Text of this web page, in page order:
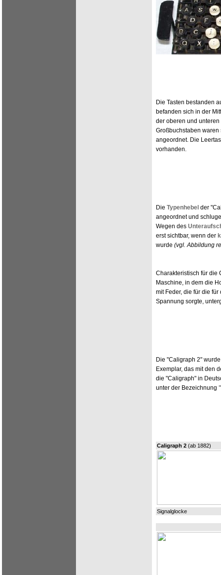
Die Tasten bestanden
befanden sich in der
der oberen und
Großbuchstaben
angeordnet. Die
vorhanden.
Die Typenhebel der
angeordnet und
Wegen des
erst sichtbar, wenn der
wurde (vgl. Abbildung
Charakteristisch für die
Maschine, in dem die
mit Feder, die für die
Spannung sorgte,
Die "Caligraph 2"
Exemplar, das mit den
die "Caligraph" in
unter der Bezeichnung
Caligraph 2 (ab 1882)
Signalglocke